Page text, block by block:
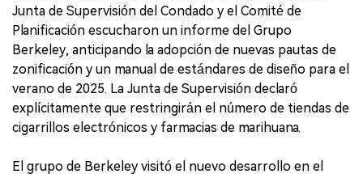
Junta de Supervisión del Condado y el Comité de
Planificación escucharon un informe del Grupo
Berkeley, anticipando la adopción de nuevas pautas de
zonificación y un manual de estándares de diseño para el
verano de 2025. La Junta de Supervisión declaró
explícitamente que restringirán el número de tiendas de
cigarrillos electrónicos y farmacias de marihuana.
El grupo de Berkeley visitó el nuevo desarrollo en el